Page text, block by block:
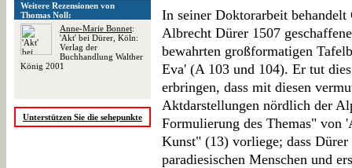
Weitere Rezensionen von
Thomas Noll:
Anne-Marie Bonnet:
'Akt' bei Dürer, Köln:
Verlag der
Buchhandlung Walther
König 2001
Unterstützen Sie die sehepunkte
In seiner Doktorarbeit
Albrecht Dürer 1507
bewahrten großformatigen
Eva' (A 103 und 104). Er tut
erbringen, dass mit diesen
Aktdarstellungen nördlich der
Formulierung des Themas" von
Kunst" (13) vorliege; dass
paradiesischen Menschen und